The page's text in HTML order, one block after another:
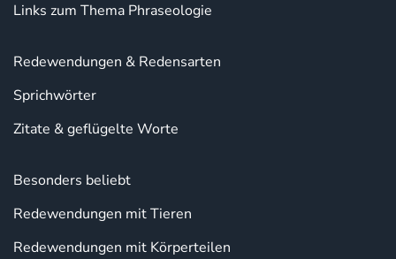
Links zum Thema Phraseologie
Redewendungen & Redensarten
Sprichwörter
Zitate & geflügelte Worte
Besonders beliebt
Redewendungen mit Tieren
Redewendungen mit Körperteilen